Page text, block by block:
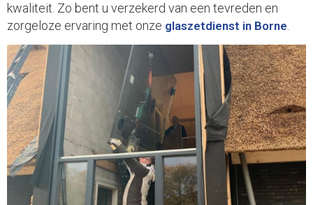
kwaliteit. Zo bent u verzekerd van een tevreden en
zorgeloze ervaring met onze glaszetdienst in Borne